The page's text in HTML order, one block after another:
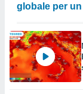
globale per